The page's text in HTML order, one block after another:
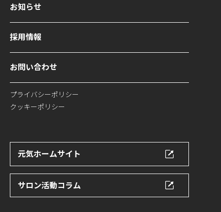
お知らせ
採用情報
お問い合わせ
プライバシーポリシー
クッキーポリシー
元気ホームサイト
サロン活動コラム